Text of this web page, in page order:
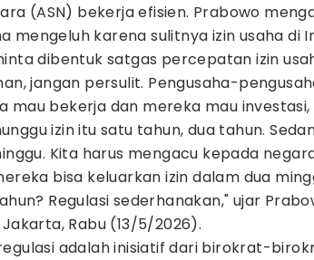
(ASN) bekerja efisien. Prabowo
mengeluh karena sulitnya izin usaha di
dibentuk satgas percepatan izin
jangan persulit. Pengusaha-
mau bekerja dan mereka mau
izin itu satu tahun, dua tahun.
Kita harus mengacu kepada
bisa keluarkan izin dalam dua
Regulasi sederhanakan," ujar
Rabu (13/5/2026).
adalah inisiatif dari birokrat-